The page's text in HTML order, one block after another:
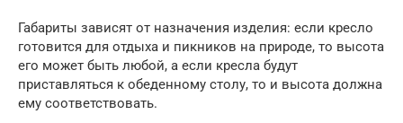
Габариты зависят от назначения изделия: если кресло
готовится для отдыха и пикников на природе, то высота
его может быть любой, а если кресла будут
приставляться к обеденному столу, то и высота должна
ему соответствовать.